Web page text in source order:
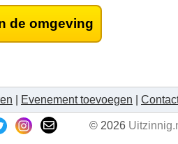
de omgeving
Evenement toevoegen
© 2026